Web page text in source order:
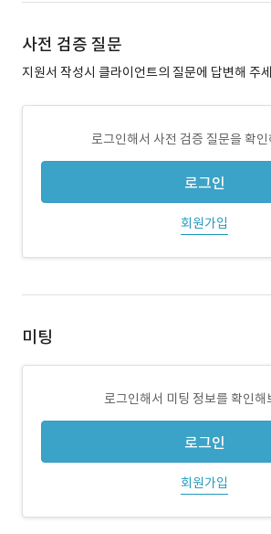
사전 검증 질문
지원서 작성시 클라이언트의 질문에 답변해 주
로그인해서 사전 검증 질문을 확
로그인
회원가입
미팅
로그인해서 미팅 정보를 확인해
로그인
회원가입